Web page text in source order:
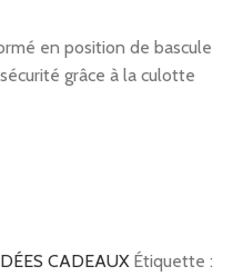
en position de bascule
grâce à la culotte
CADEAUX Étiquette :